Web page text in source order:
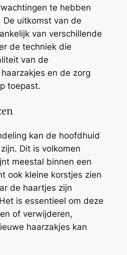
te hebben
uitkomst van de
van verschillende
de techniek die
van de
en de zorg
toepast.
kan de hoofdhuid
Dit is volkomen
meestal binnen een
ook kleine korstjes zien
de haartjes zijn
is essentieel om deze
of verwijderen,
haarzakjes kan